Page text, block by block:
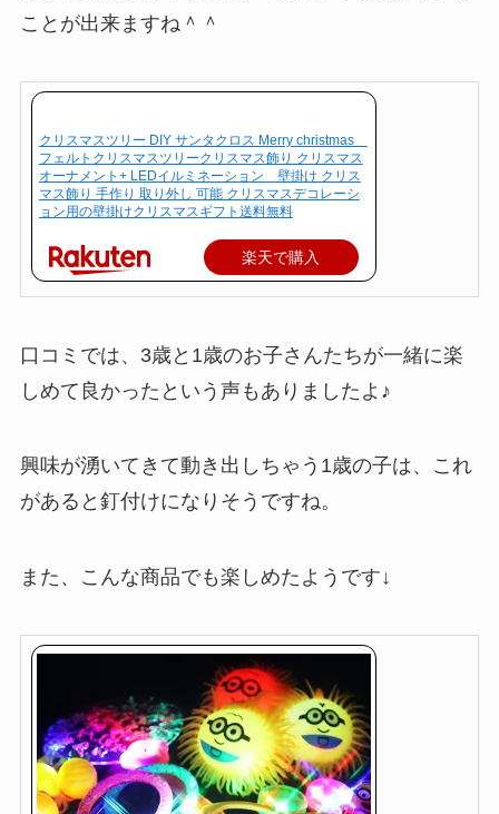
ことが出来ますね＾＾
クリスマスツリー DIY サンタクロス Merry christmas
フェルトクリスマスツリークリスマス飾り クリスマス
オーナメント+ LEDイルミネーション 壁掛け クリス
マス飾り 手作り 取り外し 可能 クリスマスデコレーシ
ョン用の壁掛けクリスマスギフト送料無料
楽天で購入
口コミでは、3歳と1歳のお子さんたちが一緒に楽
しめて良かったという声もありましたよ♪
興味が湧いてきて動き出しちゃう1歳の子は、これ
があると釘付けになりそうですね。
また、こんな商品でも楽しめたようです↓